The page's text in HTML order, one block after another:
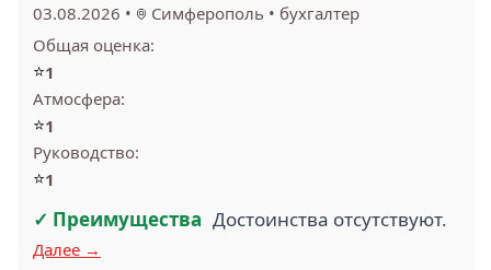
ВИТЯЗЬ СЕРВИС (3)
03.08.2026 • Симферополь • бухгалтер
Общая оценка:
⭐1
Атмосфера:
⭐1
Руководство:
⭐1
✓ Преимущества Достоинства отсутствуют.
Далее →